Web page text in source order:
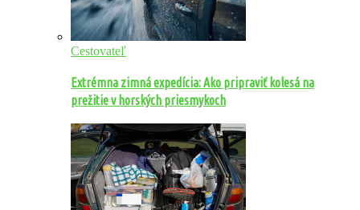
Cestovateľ
Extrémna zimná expedícia: Ako pripraviť kolesá na
prežitie v horských priesmykoch